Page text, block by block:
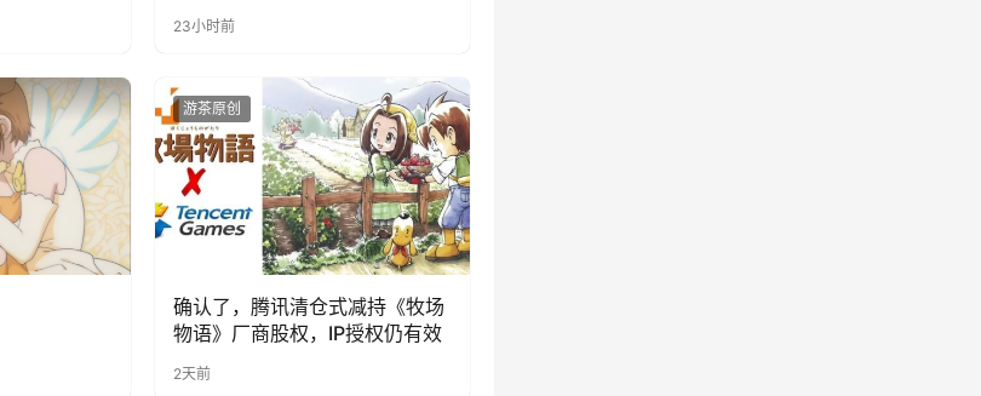
23小时前
游茶原创
确认了，腾讯清仓式减持《牧场
物语》厂商股权，IP授权仍有效
2天前